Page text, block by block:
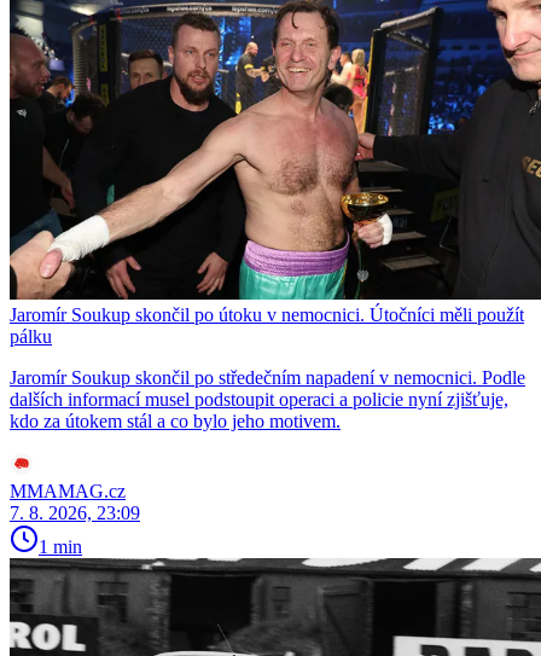
Jaromír Soukup skončil po útoku v nemocnici. Útočníci měli použít
pálku
Jaromír Soukup skončil po středečním napadení v nemocnici. Podle
dalších informací musel podstoupit operaci a policie nyní zjišťuje,
kdo za útokem stál a co bylo jeho motivem.
MMAMAG.cz
7. 8. 2026, 23:09
1 min